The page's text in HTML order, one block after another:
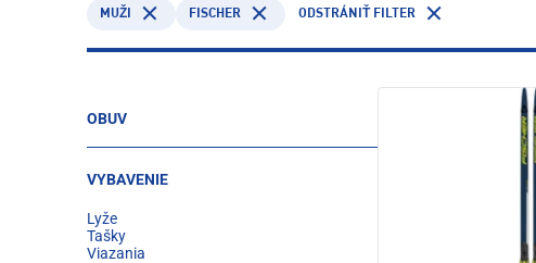
MUŽI FISCHER ODSTRÁNIŤ FILTER
OBUV
VYBAVENIE
Lyže
Tašky
Viazania